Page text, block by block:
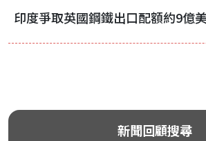
新聞回顧搜尋